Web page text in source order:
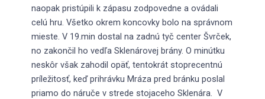
naopak pristúpili k zápasu zodpovedne a ovádali
celú hru. Všetko okrem koncovky bolo na správnom
mieste. V 19.min dostal na zadnú tyč center Švrček,
no zakončil ho vedľa Sklenárovej brány. O minútku
neskôr však zahodil opäť, tentokrát stoprecentnú
príležitosť, keď prihrávku Mráza pred bránku poslal
priamo do náruče v strede stojaceho Sklenára. V